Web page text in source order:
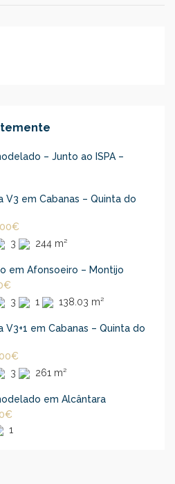
– Junto ao ISPA –
V3 em Cabanas – Quinta do
3 244 m²
em Afonsoeiro – Montijo
3 1 138.03 m²
V3+1 em Cabanas – Quinta do
3 261 m²
em Alcântara
1